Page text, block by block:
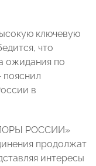
ключевую
что
ожидания по
в
РОССИИ»
продолжат
интересы